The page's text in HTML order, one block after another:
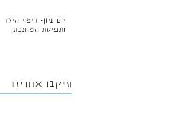
יום עיון- דימוי הילד
ותפיסת המחנכת
עיקבו אחרינו